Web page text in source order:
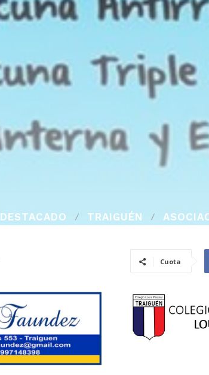
DESTACADO TRAIGUÉN
Cuota